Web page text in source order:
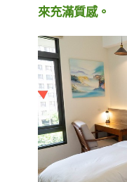
來充滿質感。